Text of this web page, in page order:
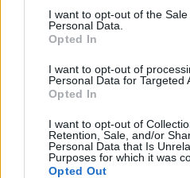
consent section.
I want to opt-out of the
Personal Data.
Opted In
I want to opt-out of
Personal Data for Targeted
Opted In
I want to opt-out of
Retention, Sale, and/or
Personal Data that Is
Purposes for which it was
Opted Out
El Brent cae un 8.3% y arrastra
Lucía Herrera · 7 Ago 2026